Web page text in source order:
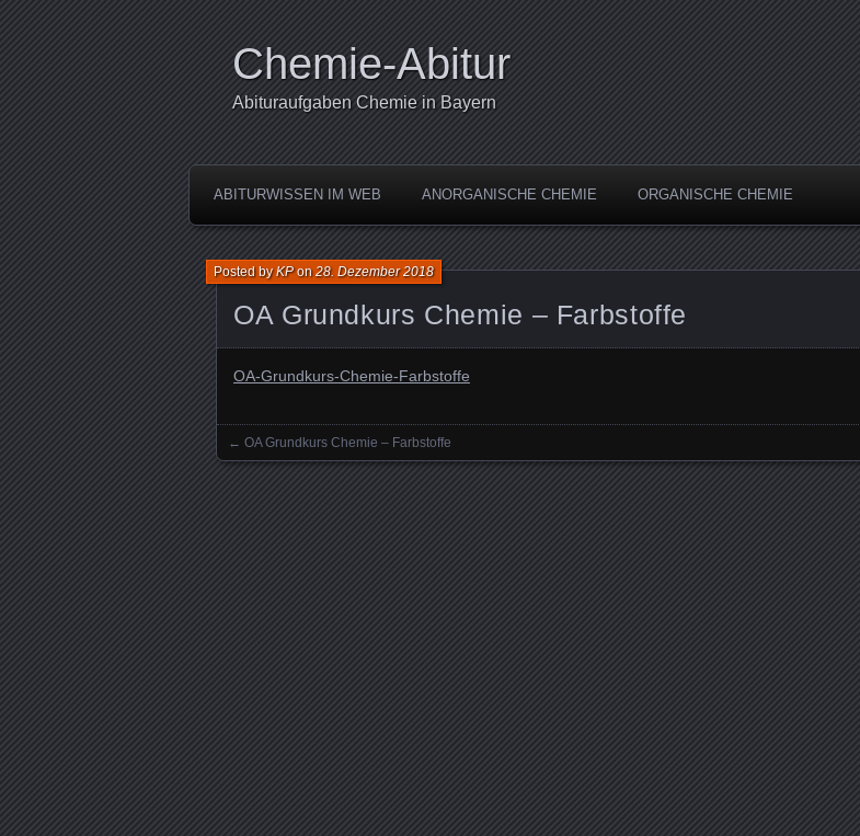
Chemie-Abitur
Abituraufgaben Chemie in Bayern
ABITURWISSEN IM WEB ANORGANISCHE CHEMIE ORGANISCHE CHEMIE
OA Grundkurs Chemie – Farbstoffe
Posted byKPon28. Dezember 2018
OA-Grundkurs-Chemie-Farbstoffe
Posts navigation
← OA Grundkurs Chemie – Farbstoffe